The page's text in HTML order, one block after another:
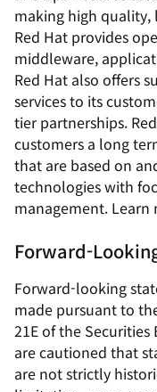
making high quality,
Red Hat provides
middleware,
Red Hat also offers
services to its
tier partnerships.
customers a long
that are based on
technologies with
management. Learn
Forward-
Forward-looking
made pursuant to
21E of the Securities
are cautioned that
are not strictly